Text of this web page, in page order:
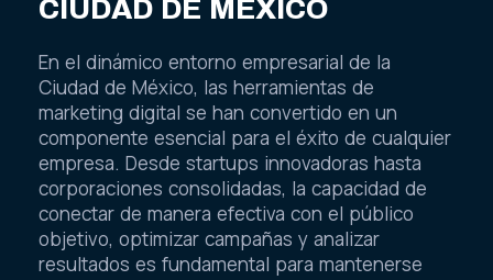
CIUDAD DE MÉXICO
En el dinámico entorno empresarial de la
Ciudad de México, las herramientas de
marketing digital se han convertido en un
componente esencial para el éxito de cualquier
empresa. Desde startups innovadoras hasta
corporaciones consolidadas, la capacidad de
conectar de manera efectiva con el público
objetivo, optimizar campañas y analizar
resultados es fundamental para mantenerse